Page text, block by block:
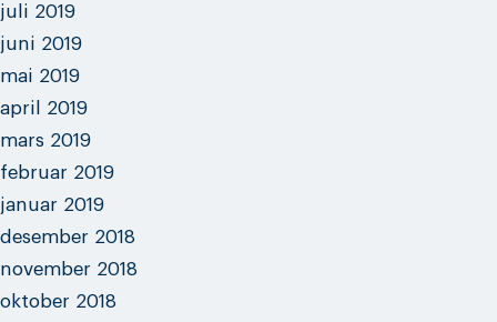
juli 2019
juni 2019
mai 2019
april 2019
mars 2019
februar 2019
januar 2019
desember 2018
november 2018
oktober 2018